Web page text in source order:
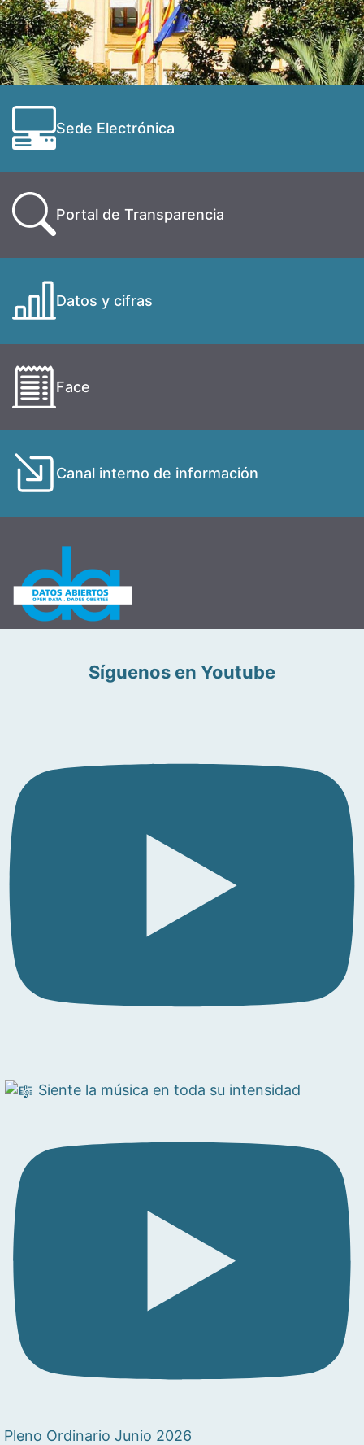
Sede Electrónica
Portal de Transparencia
Datos y cifras
Face
Canal interno de información
Síguenos en Youtube
Siente la música en toda su intensidad
Pleno Ordinario Junio 2026